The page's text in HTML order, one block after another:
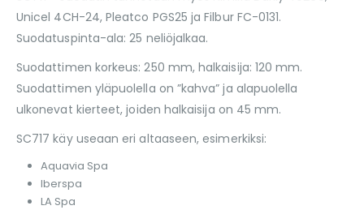
Unicel 4CH-24, Pleatco PGS25 ja Filbur FC-0131.
Suodatuspinta-ala: 25 neliöjalkaa.
Suodattimen korkeus: 250 mm, halkaisija: 120 mm.
Suodattimen yläpuolella on ”kahva” ja alapuolella
ulkonevat kierteet, joiden halkaisija on 45 mm.
SC717 käy useaan eri altaaseen, esimerkiksi:
Aquavia Spa
Iberspa
LA Spa